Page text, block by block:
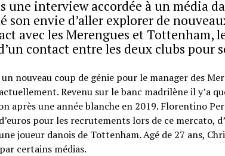
une interview accordée à un média
son envie d’aller explorer de
avec les Merengues et Tottenham,
contact entre les deux clubs pour
nouveau coup de génie pour le manager des
Revenu sur le banc madrilène il y’a
après une année blanche en 2019. Florentino
pour les recrutements lors de ce mercato,
joueur danois de Tottenham. Agé de 27 ans,
certains médias.